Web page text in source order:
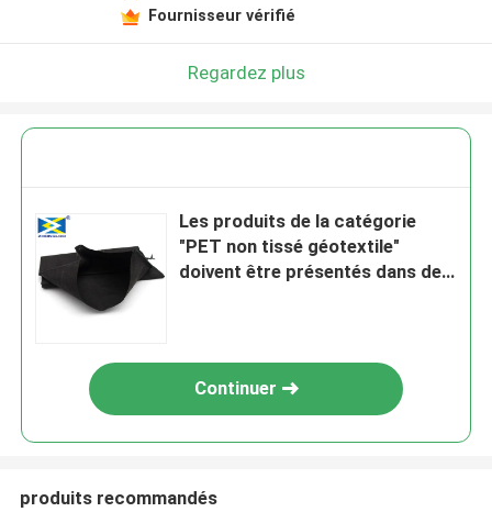
Fournisseur vérifié
Regardez plus
Les produits de la catégorie
"PET non tissé géotextile"
doivent être présentés dans des
Continuer
produits recommandés